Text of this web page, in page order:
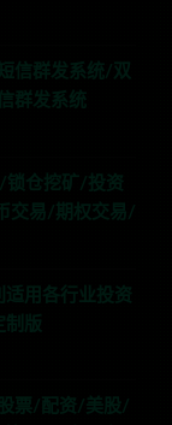
信群发系统/双
群发系统
锁仓挖矿/投资
交易/期权交易/
适用各行业投资
制版
票/配资/美股/